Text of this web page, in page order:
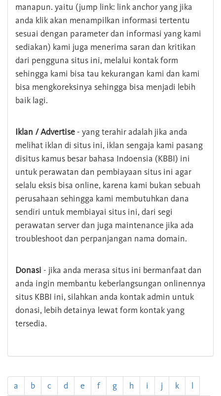
manapun. yaitu (jump link: link anchor yang jika
anda klik akan menampilkan informasi tertentu
sesuai dengan parameter dan informasi yang kami
sediakan) kami juga menerima saran dan kritikan
dari pengguna situs ini, melalui kontak form
sehingga kami bisa tau kekurangan kami dan kami
bisa mengkoreksinya sehingga bisa menjadi lebih
baik lagi.
Iklan / Advertise - yang terahir adalah jika anda
melihat iklan di situs ini, iklan sengaja kami pasang
disitus kamus besar bahasa Indoensia (KBBI) ini
untuk perawatan dan pembiayaan situs ini agar
selalu eksis bisa online, karena kami bukan sebuah
perusahaan sehingga kami membutuhkan dana
sendiri untuk membiayai situs ini, dari segi
perawatan server dan juga maintenance jika ada
troubleshoot dan perpanjangan nama domain.
Donasi - jika anda merasa situs ini bermanfaat dan
anda ingin membantu keberlangsungan onlinennya
situs KBBI ini, silahkan anda kontak admin untuk
donasi, lebih detainya lewat form kontak yang
tersedia.
a b c d e f g h i j k l